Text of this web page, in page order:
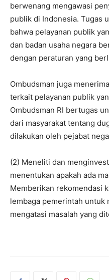
berwenang mengawasi
publik di Indonesia. Tugas
bahwa pelayanan publik
dan badan usaha negara
dengan peraturan yang
Ombudsman juga
terkait pelayanan publik
Ombudsman RI bertugas
dari masyarakat tentang
dilakukan oleh pejabat
(2) Meneliti dan
menentukan apakah ada
Memberikan rekomendasi
lembaga pemerintah untuk
mengatasi masalah yang